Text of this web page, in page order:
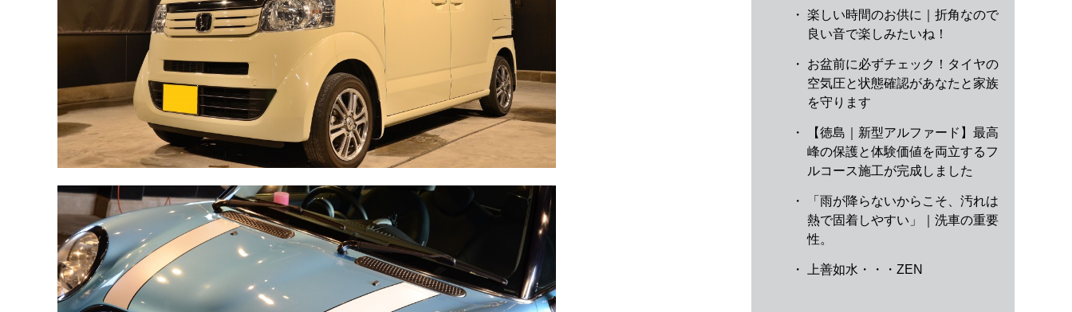
・ 楽しい時間のお供に｜折角なので
良い音で楽しみたいね！
・
お盆前に必ずチェック！タイヤの
空気圧と状態確認があなたと家族
を守ります
・
【徳島｜新型アルファード】最高
峰の保護と体験価値を両立するフ
ルコース施工が完成しました
・
「雨が降らないからこそ、汚れは
熱で固着しやすい」｜洗車の重要
性。
・ 上善如水・・・ZEN